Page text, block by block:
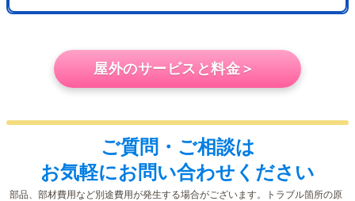
屋外のサービスと料金＞
ご質問・ご相談は
お気軽にお問い合わせください
部品、部材費用など別途費用が発生する場合がございます。トラブル箇所の原